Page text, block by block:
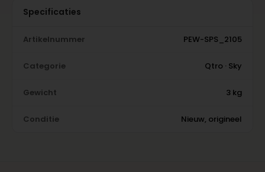
Specificaties
Artikelnummer PEW-SPS_2105
Categorie Qtro · Sky
Gewicht 3 kg
Conditie Nieuw, origineel